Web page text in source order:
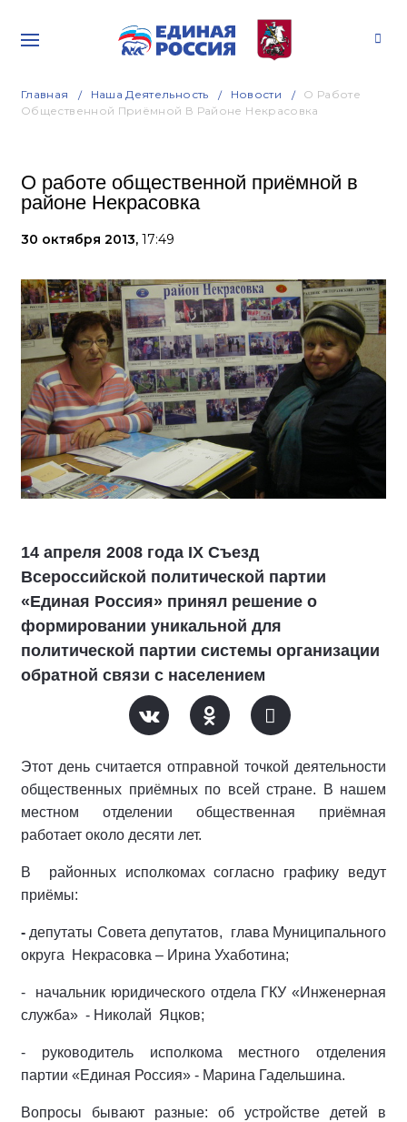
Главная Наша Деятельность Новости
О Работе
Общественной Приёмной В Районе Некрасовка
О работе общественной приёмной в
районе Некрасовка
30 октября 2013, 17:49
14 апреля 2008 года IX Съезд
Всероссийской политической партии
«Единая Россия» принял решение о
формировании уникальной для
политической партии системы организации
обратной связи с населением
Этот день считается отправной точкой деятельности
общественных приёмных по всей стране. В нашем
местном отделении общественная приёмная
работает около десяти лет.
В районных исполкомах согласно графику ведут
приёмы:
- депутаты Совета депутатов, глава Муниципального
округа Некрасовка – Ирина Ухаботина;
- начальник юридического отдела ГКУ «Инженерная
служба» - Николай Яцков;
- руководитель исполкома местного отделения
партии «Единая Россия» - Марина Гадельшина.
Вопросы бывают разные: об устройстве детей в